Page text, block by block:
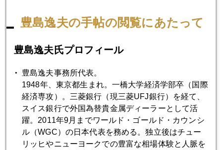
コメントも別途引用されていた。日本のメディアは大はしゃ
月アルゼンチンで開催されたＧ２０のことなど殆ど話題にな
らなかったでしょ。あの時も米中トップ会談で関税合戦に休
戦協定が結ばれた。その後米国が中国側に実務レベルでの合
意内容を書面で確認したら、中国（具体的には中国共産党）
が一転白紙撤回して今回に至るという過程だった。
豊島逸夫の手帖の閲覧にあたって
豊島逸夫氏プロフィール
豊島逸夫事務所代表。
1948年、東京都生まれ。一橋大学経済学部卒（国際
経済専攻）。三菱銀行（現三菱UFJ銀行）を経て、
スイス銀行で外国為替貴金属ディーラーとして活
躍。2011年9月までワールド・ゴールド・カウンシ
ル（WGC）の日本代表を務める。独立後はチュー
リッヒやニューヨークでの豊富な相場体験と人脈を